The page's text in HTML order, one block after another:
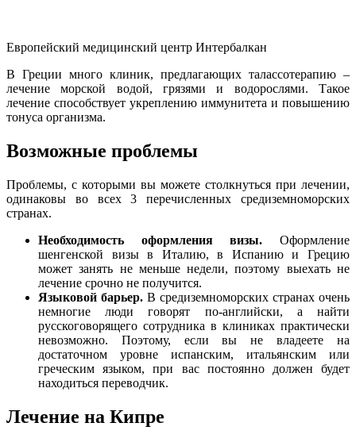
Европейский медицинский центр Интербалкан
В Греции много клиник, предлагающих талассотерапию –
лечение морской водой, грязями и водорослями. Такое
лечение способствует укреплению иммунитета и повышению
тонуса организма.
Возможные проблемы
Проблемы, с которыми вы можете столкнуться при лечении,
одинаковы во всех 3 перечисленных средиземноморских
странах.
Необходимость оформления визы. Оформление
шенгенской визы в Италию, в Испанию и Грецию
может занять не меньше недели, поэтому выехать не
лечение срочно не получится.
Языковой барьер. В средиземноморских странах очень
немногие люди говорят по-английски, а найти
русскоговорящего сотрудника в клиниках практически
невозможно. Поэтому, если вы не владеете на
достаточном уровне испанским, итальянским или
греческим языком, при вас постоянно должен будет
находиться переводчик.
Лечение на Кипре